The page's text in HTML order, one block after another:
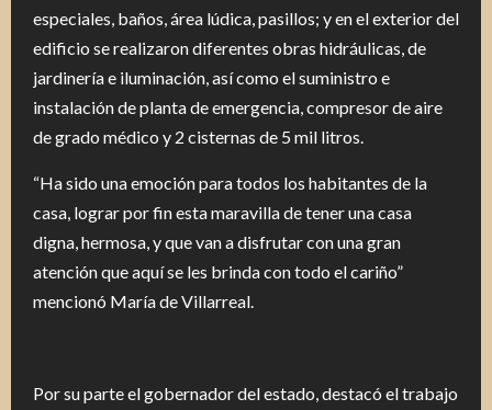
especiales, baños, área lúdica, pasillos; y en el exterior del
edificio se realizaron diferentes obras hidráulicas, de
jardinería e iluminación, así como el suministro e
instalación de planta de emergencia, compresor de aire
de grado médico y 2 cisternas de 5 mil litros.
“Ha sido una emoción para todos los habitantes de la
casa, lograr por fin esta maravilla de tener una casa
digna, hermosa, y que van a disfrutar con una gran
atención que aquí se les brinda con todo el cariño”
mencionó María de Villarreal.
Por su parte el gobernador del estado, destacó el trabajo